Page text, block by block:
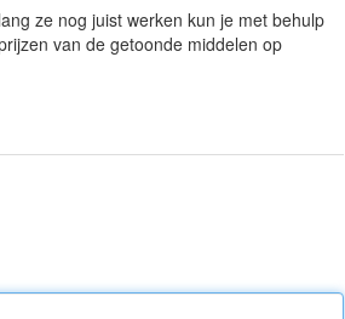
ze nog juist werken kun je met behulp
van de getoonde middelen op